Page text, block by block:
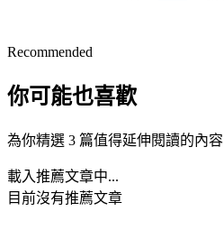
Recommended
你可能也喜歡
為你精選 3 篇值得延伸閱讀的內容
載入推薦文章中...
目前沒有推薦文章